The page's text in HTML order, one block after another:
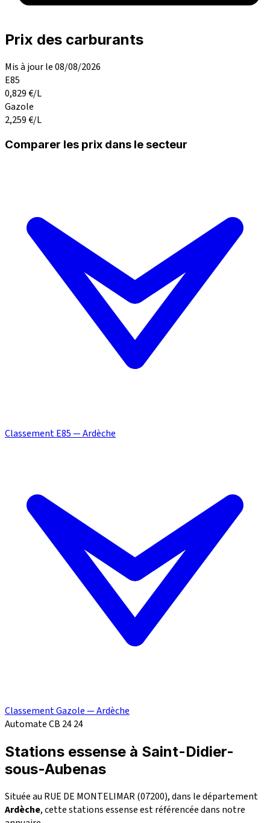
Prix des carburants
Mis à jour le 08/08/2026
E85
0,829€/L
Gazole
2,259€/L
Comparer les prix dans le secteur
Classement E85 — Ardèche
Classement Gazole — Ardèche
Automate CB 2424
Stations essense à Saint-Didier-
sous-Aubenas
Située au RUE DE MONTELIMAR (07200), dans le département
Ardèche, cette stations essense est référencée dans notre